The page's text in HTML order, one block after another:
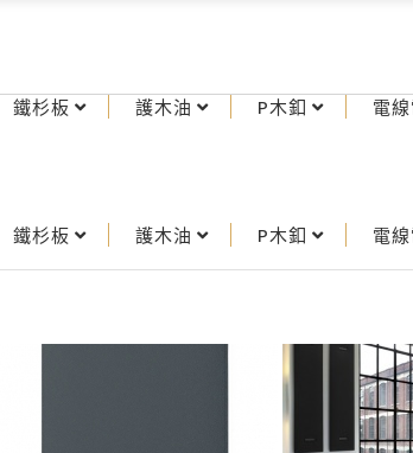
鐵杉板 護木油 P木釦 電
鐵杉板 護木油 P木釦 電